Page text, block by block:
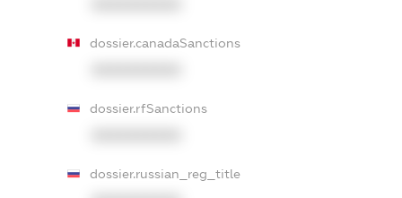
dossier.canadaSanctions
dossier.rfSanctions
dossier.russian_reg_title